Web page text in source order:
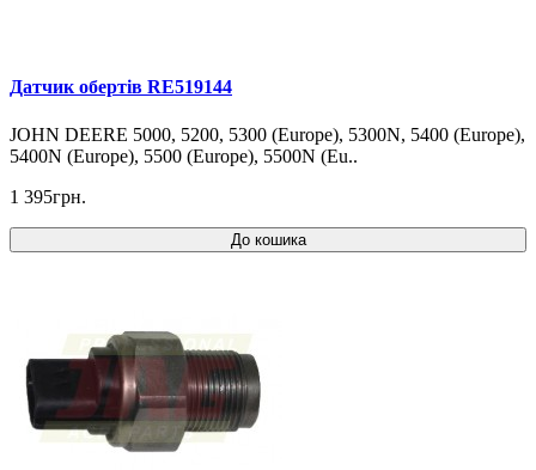
Датчик обертів RE519144
JOHN DEERE 5000, 5200, 5300 (Europe), 5300N, 5400 (Europe),
5400N (Europe), 5500 (Europe), 5500N (Eu..
1 395грн.
До кошика